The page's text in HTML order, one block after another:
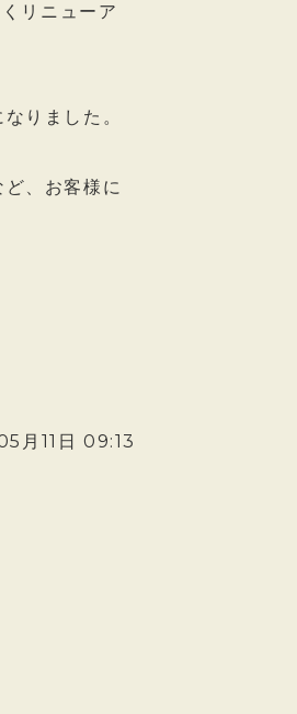
リニューア
りました。
、お客様に
月11日 09:13